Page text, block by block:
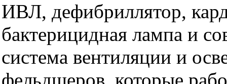
ИВЛ, дефибриллятор,
бактерицидная лампа и
система вентиляции и